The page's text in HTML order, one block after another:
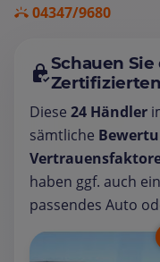
04347/9680
Schauen
Diese 24 Händler
sämtliche
haben ggf. auch ein
passendes Auto